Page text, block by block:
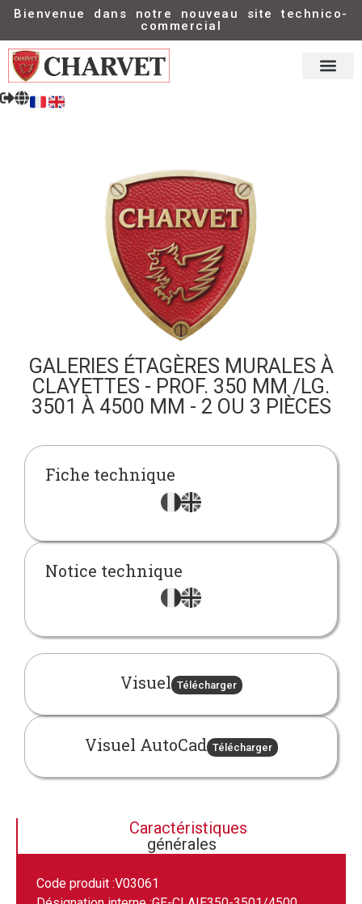
Bienvenue dans notre nouveau site technico-
commercial
GALERIES ÉTAGÈRES MURALES À
CLAYETTES - PROF. 350 MM /LG.
3501 À 4500 MM - 2 OU 3 PIÈCES
Fiche technique
Notice technique
Visuel Télécharger
Visuel AutoCad Télécharger
Caractéristiques
générales
Code produit :V03061